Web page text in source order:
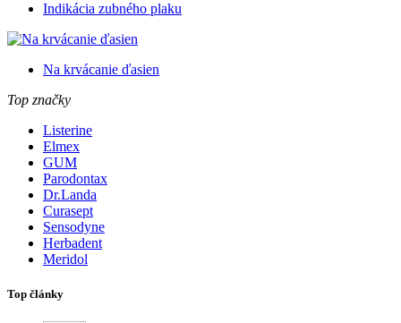
Indikácia zubného plaku
Na krvácanie ďasien
Top značky
Listerine
Elmex
GUM
Parodontax
Dr.Landa
Curasept
Sensodyne
Herbadent
Meridol
Top články